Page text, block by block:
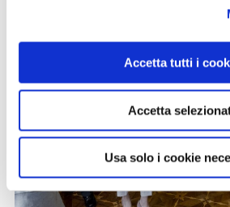
Accetta tutti i
Accetta
Usa solo i cookie